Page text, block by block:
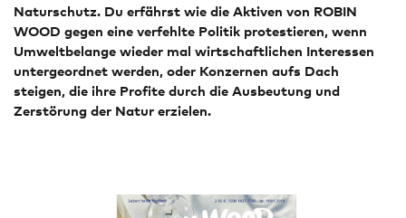
Naturschutz. Du erfährst wie die Aktiven von ROBIN
WOOD gegen eine verfehlte Politik protestieren, wenn
Umweltbelange wieder mal wirtschaftlichen Interessen
untergeordnet werden, oder Konzernen aufs Dach
steigen, die ihre Profite durch die Ausbeutung und
Zerstörung der Natur erzielen.